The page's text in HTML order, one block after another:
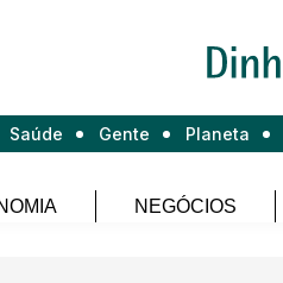
Saúde Gente Planeta
NEGÓCIOS